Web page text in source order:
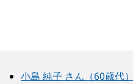
小島 純子 さん（60歳代）